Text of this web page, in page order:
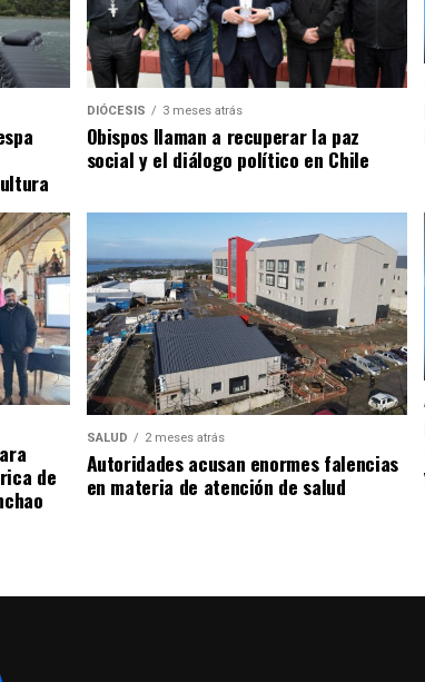
DIÓCESIS 3 meses atrás
Obispos llaman a recuperar la paz
social y el diálogo político en Chile
de
SALUD 2 meses atrás
Autoridades acusan enormes falencias
en materia de atención de salud